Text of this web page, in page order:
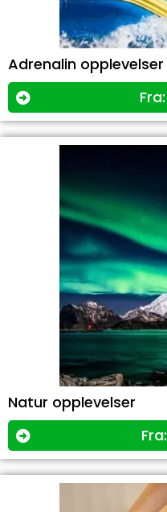
Adrenalin opplevelser
Fra:
Natur opplevelser
Fra: